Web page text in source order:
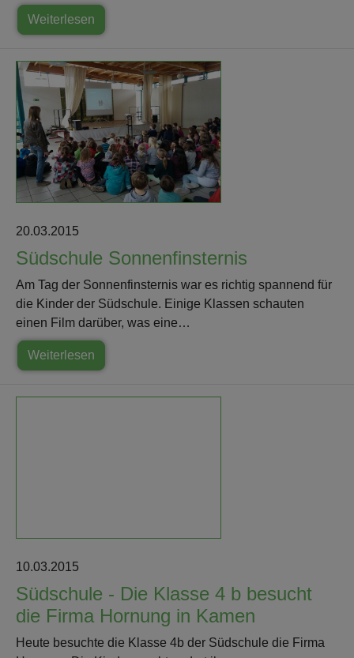
Weiterlesen
20.03.2015
Südschule Sonnenfinsternis
Am Tag der Sonnenfinsternis war es richtig spannend für
die Kinder der Südschule. Einige Klassen schauten
einen Film darüber, was eine…
Weiterlesen
10.03.2015
Südschule - Die Klasse 4 b besucht
die Firma Hornung in Kamen
Heute besuchte die Klasse 4b der Südschule die Firma